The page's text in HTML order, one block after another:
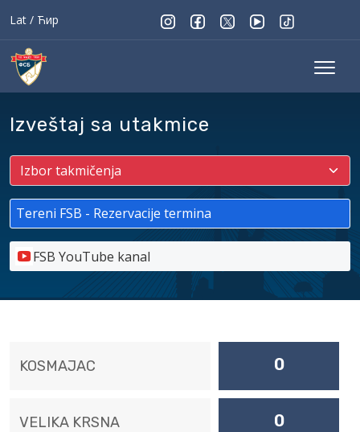
Lat / Ћир
Izveštaj sa utakmice
Tereni FSB - Rezervacije termina
FSB YouTube kanal
KOSMAJAC 0
VELIKA KRSNA 0